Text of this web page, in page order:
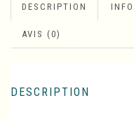
DESCRIPTION
AVIS (0)
DESCRIPTION